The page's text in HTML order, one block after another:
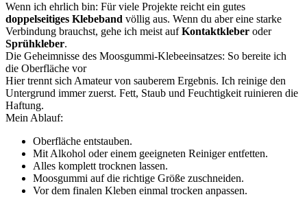
Wenn ich ehrlich bin: Für viele Projekte reicht ein gutes
doppelseitiges Klebeband völlig aus. Wenn du aber eine starke
Verbindung brauchst, gehe ich meist aufKontaktkleber oder
Sprühkleber.
Die Geheimnisse des Moosgummi-Klebeeinsatzes: So bereite ich
die Oberfläche vor
Hier trennt sich Amateur von sauberem Ergebnis. Ich reinige den
Untergrund immer zuerst. Fett, Staub und Feuchtigkeit ruinieren die
Haftung.
Mein Ablauf:
Oberfläche entstauben.
Mit Alkohol oder einem geeigneten Reiniger entfetten.
Alles komplett trocknen lassen.
Moosgummi auf die richtige Größe zuschneiden.
Vor dem finalen Kleben einmal trocken anpassen.